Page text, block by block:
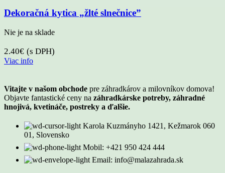
Dekoračná kytica „žlté slnečnice”
Nie je na sklade
2.40€ (s DPH)
Viac info
Vitajte v našom obchode pre záhradkárov a milovníkov domova!
Objavte fantastické ceny na záhradkárske potreby, záhradné
hnojivá, kvetináče, postreky a ďalšie.
Karola Kuzmányho 1421, Kežmarok 060
01, Slovensko
Mobil: +421 950 424 444
Email: info@malazahrada.sk